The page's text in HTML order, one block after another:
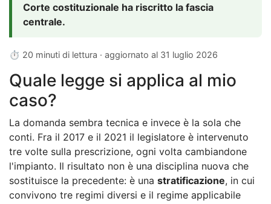
Corte costituzionale ha riscritto la fascia
centrale.
⏱ 20 minuti di lettura · aggiornato al 31 luglio 2026
Quale legge si applica al mio
caso?
La domanda sembra tecnica e invece è la sola che
conti. Fra il 2017 e il 2021 il legislatore è intervenuto
tre volte sulla prescrizione, ogni volta cambiandone
l'impianto. Il risultato non è una disciplina nuova che
sostituisce la precedente: è una stratificazione, in cui
convivono tre regimi diversi e il regime applicabile